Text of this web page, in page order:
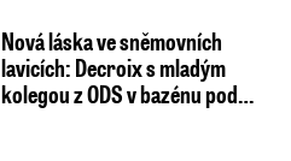
Nová láska ve sněmovních
lavicích: Decroix s mladým
kolegou z ODS v bazénu pod…